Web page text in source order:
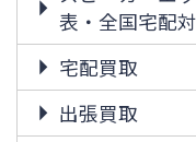
表・全国宅配
宅配買取
出張買取